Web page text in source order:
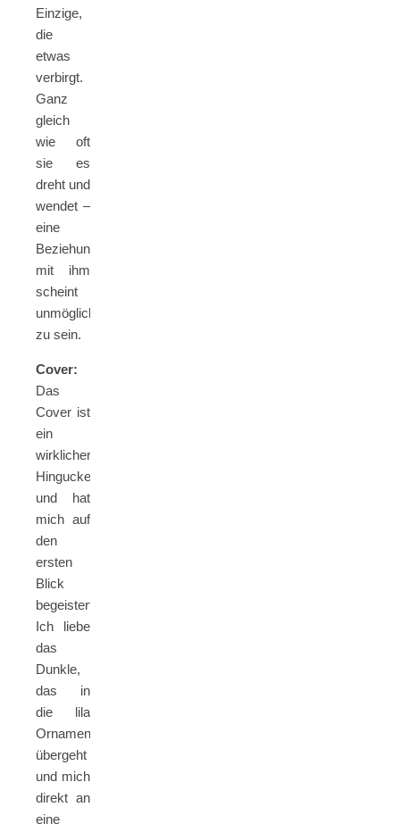
Einzige,
die
etwas
verbirgt.
Ganz
gleich
wie oft
sie es
dreht und
wendet –
eine
Beziehung
mit ihm
scheint
unmöglich
zu sein.
Cover:
Das
Cover ist
ein
wirklicher
Hingucker
und hat
mich auf
den
ersten
Blick
begeistert.
Ich liebe
das
Dunkle,
das in
die lila
Ornamente
übergeht
und mich
direkt an
eine